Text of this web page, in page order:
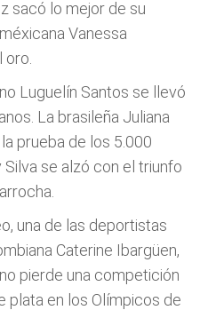
sacó lo mejor de su
Vanessa
Luguelín Santos se llevó
La brasileña Juliana
prueba de los 5.000
se alzó con el triunfo
una de las deportistas
Caterine Ibargüen,
pierde una competición
plata en los Olímpicos de